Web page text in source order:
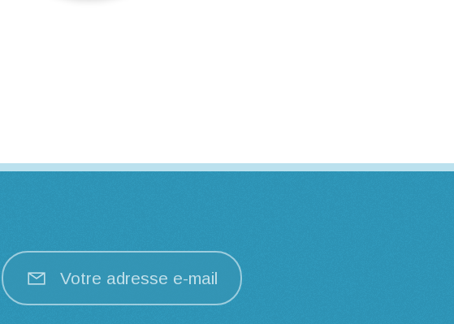
Votre adresse e-mail